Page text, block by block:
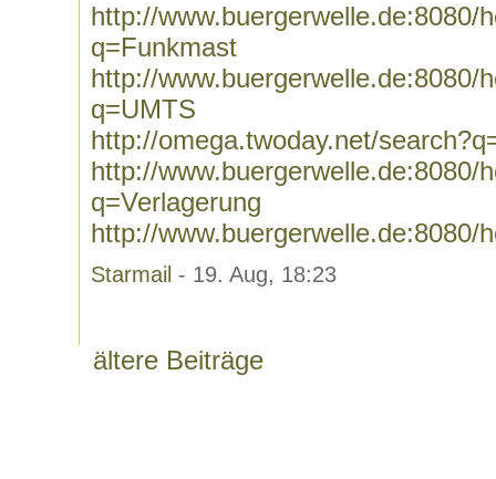
http://www.buergerwelle.de:8080/
q=Funkmast
http://www.buergerwelle.de:8080/
q=UMTS
http://omega.twoday.net/
http://www.buergerwelle.de:8080/
q=Verlagerung
http://www.buergerwelle.de:8080/
Starmail - 19. Aug, 18:23
ältere Beiträge